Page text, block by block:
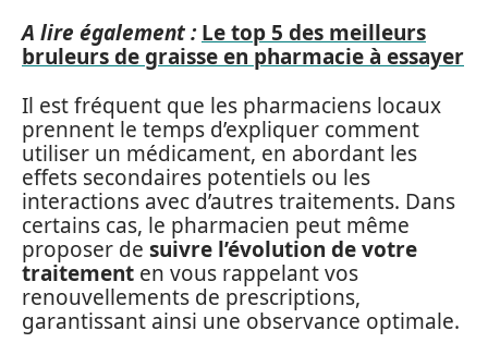
A lire également : Le top 5 des meilleurs
bruleurs de graisse en pharmacie à essayer
Il est fréquent que les pharmaciens locaux
prennent le temps d’expliquer comment
utiliser un médicament, en abordant les
effets secondaires potentiels ou les
interactions avec d’autres traitements. Dans
certains cas, le pharmacien peut même
proposer de suivre l’évolution de votre
traitement en vous rappelant vos
renouvellements de prescriptions,
garantissant ainsi une observance optimale.